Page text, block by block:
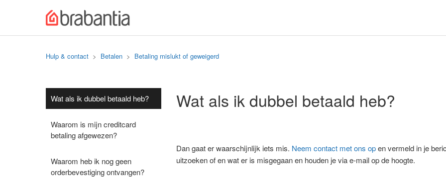
Hulp & contact Betalen Betaling mislukt of geweigerd
Wat als ik dubbel betaald heb?
Waarom is mijn creditcard
betaling afgewezen?
Waarom heb ik nog geen
orderbevestiging ontvangen?
Wat als ik dubbel betaald heb?
Dan gaat er waarschijnlijk iets mis. Neem contact met ons open vermeld in je
uitzoeken of en wat er is misgegaan en houden je via e-mail op de hoogte.